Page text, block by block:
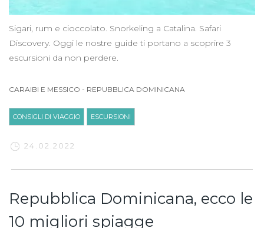
Sigari, rum e cioccolato. Snorkeling a Catalina. Safari
Discovery. Oggi le nostre guide ti portano a scoprire 3
escursioni da non perdere.
CARAIBI E MESSICO - REPUBBLICA DOMINICANA
CONSIGLI DI VIAGGIO ESCURSIONI
24.02.2022
Repubblica Dominicana, ecco le
10 migliori spiagge